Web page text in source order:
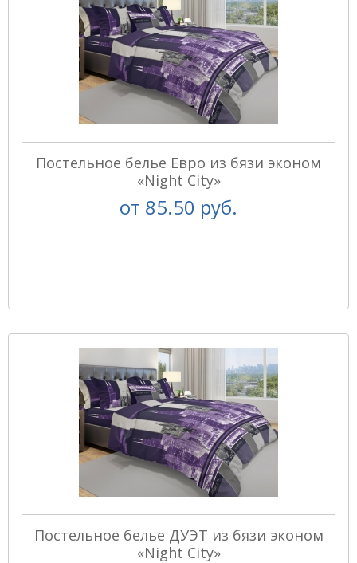
Постельное белье Евро из бязи эконом
«Night City»
от 85.50 руб.
Постельное белье ДУЭТ из бязи эконом
«Night City»